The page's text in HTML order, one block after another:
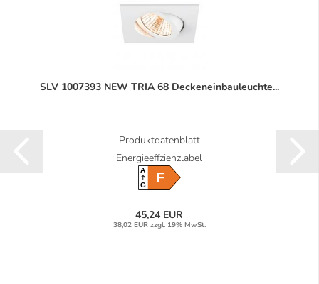
SLV 1007393 NEW TRIA 68 Deckeneinbauleuchte...
Produktdatenblatt
Energieeffzienzlabel
A
GF
45,24 EUR
38,02 EUR zzgl. 19% MwSt.